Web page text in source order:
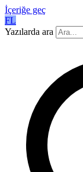
İçeriğe geç
FL
Yazılarda ara